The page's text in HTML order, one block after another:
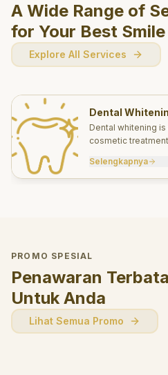
A Wide Range of
for Your Best Smile
Explore All Services
Dental
Dental whitening
cosmetic
effectively.
Selengkapnya
PROMO SPESIAL
Penawaran
Untuk Anda
Lihat Semua Promo